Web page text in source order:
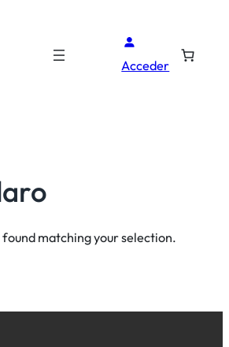
Acceder
matching your selection.